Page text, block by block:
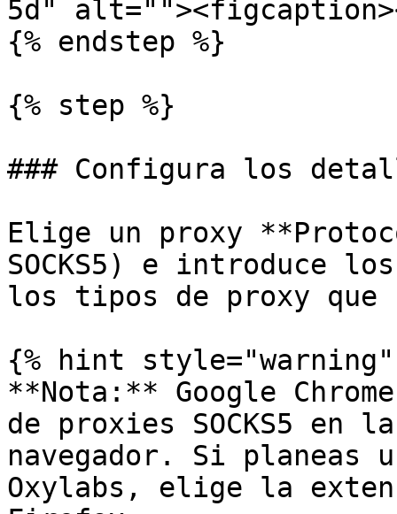
5d"
{% endstep %}
{% step %}
### Configura los
Elige un proxy
SOCKS5) e introduce
los tipos de proxy que
{% hint style="warning"
**Nota:** Google
de proxies SOCKS5 en
navegador. Si planeas
Oxylabs, elige la